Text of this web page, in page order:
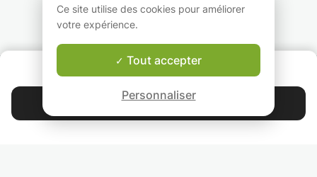
N'hésitez pas à me
contacter si cela vous
intéresse !
TVI.
langues
desquels je
également les
l'apprentissage
langues.
Garantie Le-Bon-Prof
Contacter Jessica
4.9 44 401
Ce site utilise des cookies pour améliorer
votre expérience.
Tout accepter
Personnaliser